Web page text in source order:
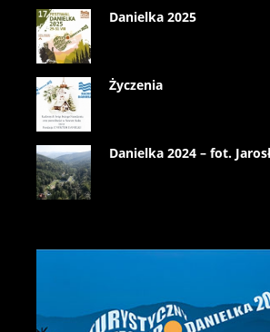
Danielka 2025
Życzenia
Danielka 2024 – fot.